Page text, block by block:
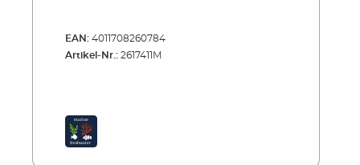
EAN: 4011708260784
Artikel-Nr.: 2617411M